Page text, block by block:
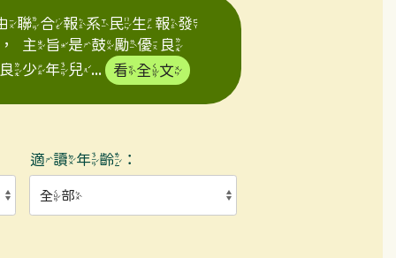
聯合報系民生報發
主旨是鼓勵優良
少年兒...
看全文
適讀年齡：